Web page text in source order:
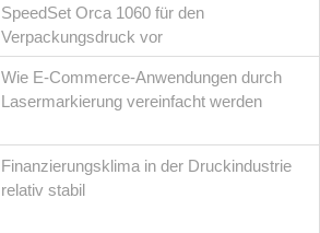
SpeedSet Orca 1060 für den
Verpackungsdruck vor
Wie E-Commerce-Anwendungen durch
Lasermarkierung vereinfacht werden
Finanzierungsklima in der Druckindustrie
relativ stabil